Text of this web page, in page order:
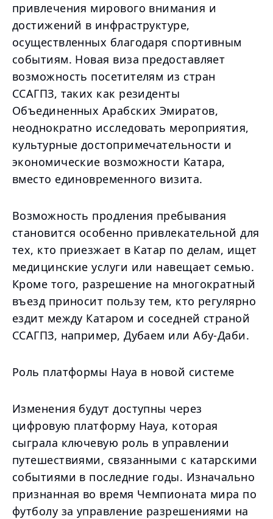
привлечения мирового внимания и
достижений в инфраструктуре,
осуществленных благодаря спортивным
событиям. Новая виза предоставляет
возможность посетителям из стран
ССАГПЗ, таких как резиденты
Объединенных Арабских Эмиратов,
неоднократно исследовать мероприятия,
культурные достопримечательности и
экономические возможности Катара,
вместо единовременного визита.
Возможность продления пребывания
становится особенно привлекательной для
тех, кто приезжает в Катар по делам, ищет
медицинские услуги или навещает семью.
Кроме того, разрешение на многократный
въезд приносит пользу тем, кто регулярно
ездит между Катаром и соседней страной
ССАГПЗ, например, Дубаем или Абу-Даби.
Роль платформы Haya в новой системе
Изменения будут доступны через
цифровую платформу Haya, которая
сыграла ключевую роль в управлении
путешествиями, связанными с катарскими
событиями в последние годы. Изначально
признанная во время Чемпионата мира по
футболу за управление разрешениями на